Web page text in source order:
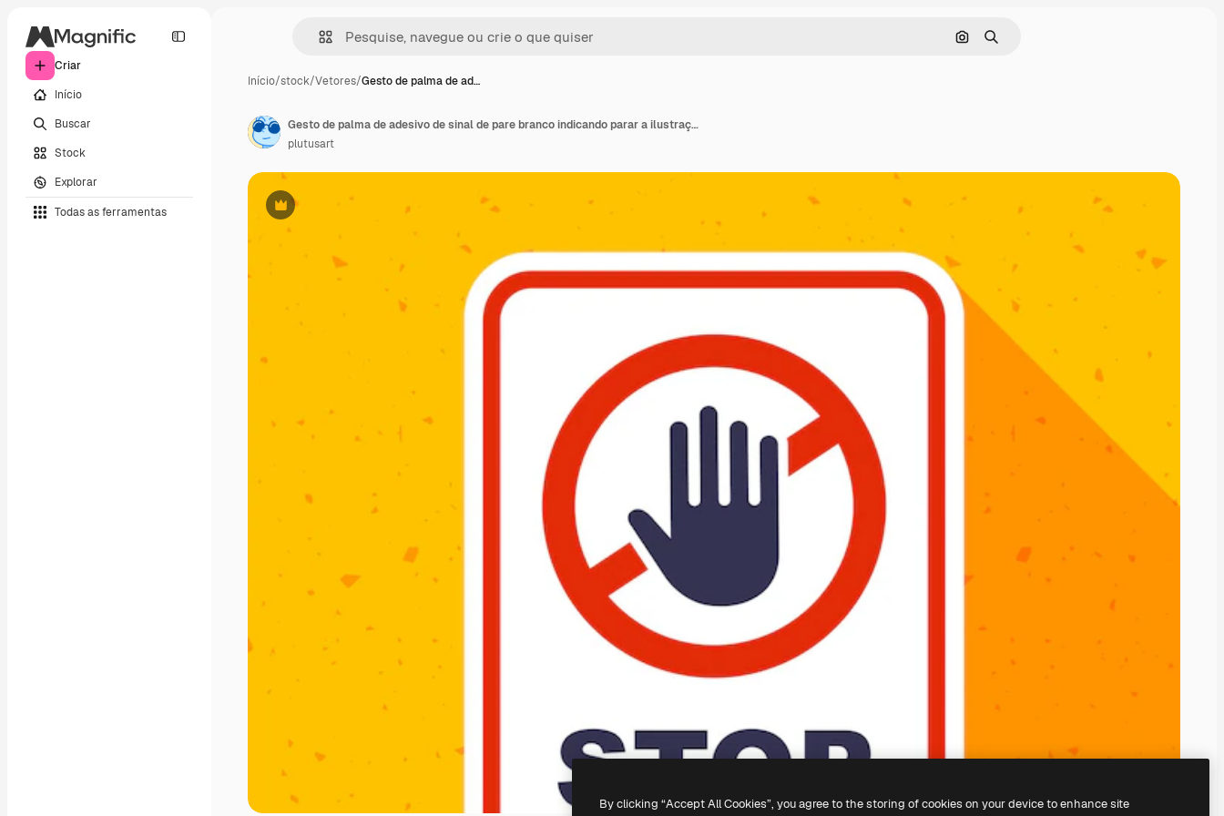
Criar
Início
Buscar
Stock
Explorar
Todas as ferramentas
Pesquisar por imagem
Buscar
Início/stock/Vetores/Gesto de palma de ad…
Premium
Gesto de palma de adesivo de sinal de pare branco indicando parar a ilustração vetorial plana
plutusart
By clicking “Accept All Cookies”, you agree to the storing of cookies on your device to enhance site